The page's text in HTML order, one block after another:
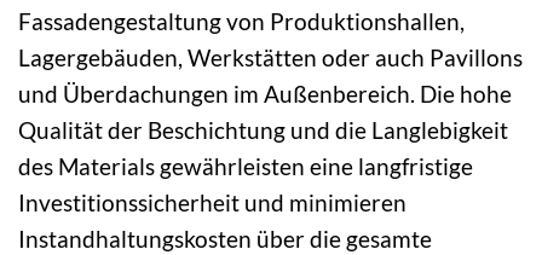
Fassadengestaltung von Produktionshallen,
Lagergebäuden, Werkstätten oder auch Pavillons
und Überdachungen im Außenbereich. Die hohe
Qualität der Beschichtung und die Langlebigkeit
des Materials gewährleisten eine langfristige
Investitionssicherheit und minimieren
Instandhaltungskosten über die gesamte